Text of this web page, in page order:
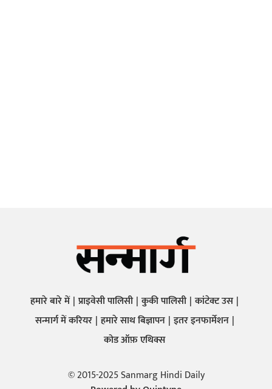
हमारे बारे में प्राइवेसी पालिसी कुकी पालिसी कांटेक्ट उस
सन्मार्ग में करियर हमारे साथ बिज्ञापन इतर इनफार्मेशन
कोड ऑफ़ एथिक्स
© 2015-2025 Sanmarg Hindi Daily